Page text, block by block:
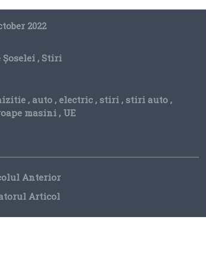
2022
Șoselei, Stiri
, auto, electric, stiri, stiri auto,
masini, UE
Anterior
Articol